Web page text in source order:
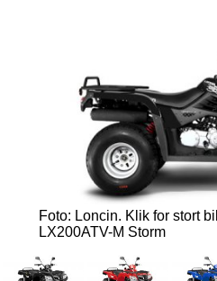
Foto: Loncin. Klik for stort
LX200ATV-M Storm